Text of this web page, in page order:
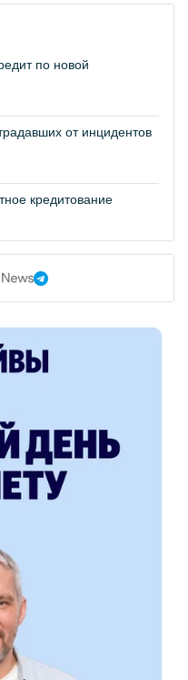
по новой
от инцидентов
кредитование